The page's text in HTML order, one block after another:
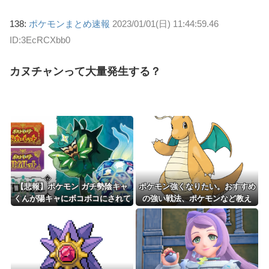
138: ポケモンまとめ速報 2023/01/01(日) 11:44:59.46
ID:3EcRCXbb0
カヌチャンって大量発生する？
【悲報】ポケモン ガチ勢陰キャ
くんが陽キャにボコボコにされて
ポケモン強くなりたい。おすすめ
の強い戦法、ポケモンなど教え
て？